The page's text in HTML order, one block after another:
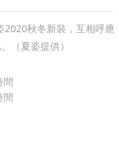
2020秋冬新裝，互相呼應
（夏姿提供）
間
間